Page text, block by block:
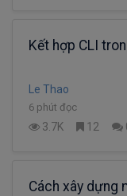
Kết hợp CLI
Le Thao
6 phút đọc
3.7K 12
Cách xây dựng